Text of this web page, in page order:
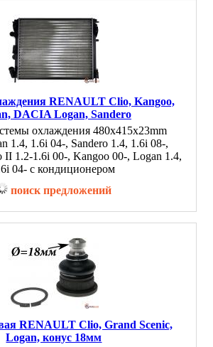
RENAULT Clio, Kangoo,
DACIA Logan, Sandero
охлаждения 480x415x23mm
1.4, 1.6i 04-, Sandero 1.4, 1.6i 08-,
1.2-1.6i 00-, Kangoo 00-, Logan 1.4,
04- с кондиционером
поиск предложений
RENAULT Clio, Grand Scenic,
Logan, конус 18мм